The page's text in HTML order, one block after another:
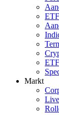
Markt